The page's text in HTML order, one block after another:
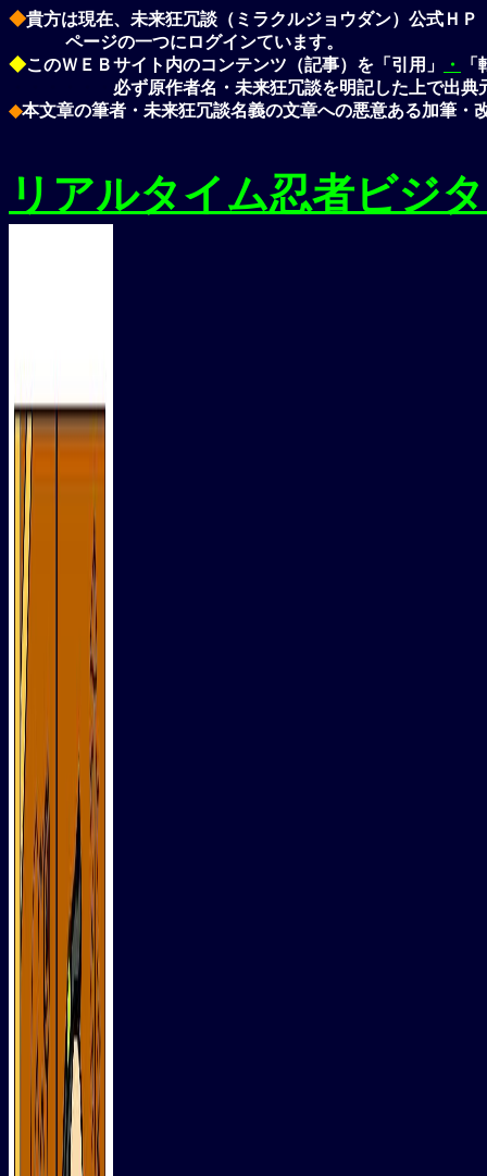
◆貴方は現在、 未来狂冗談（ミラクルジョウダン） 公式ＨＰ
ページの一つにログインています。
◆このＷＥＢサイト内のコンテンツ（記事）を「引用」 ・
必ず原作者名・未来狂冗談を明記した上で出典
◆本文章の筆者・ 未来狂冗談名義の文章への悪意ある加筆・
リアルタイム忍者ビジ